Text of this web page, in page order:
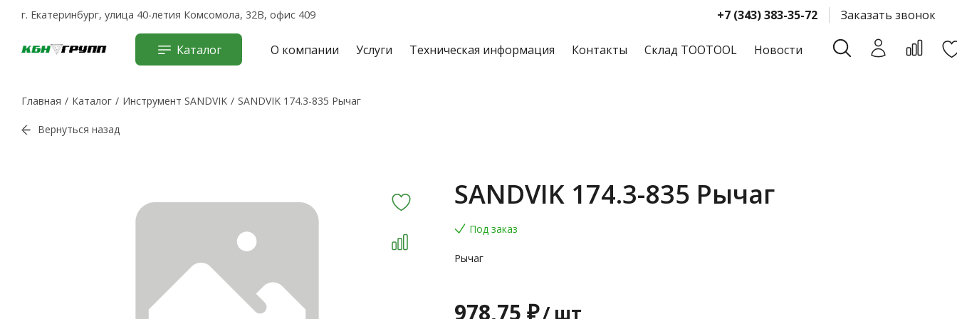
г. Екатеринбург, улица 40-летия Комсомола, 32В, офис 409 +7 (343) 383-35-72 Заказать звонок
Каталог О компании Услуги Техническая информация Контакты Склад TOOTOOL Новости
Главная Каталог Инструмент SANDVIK SANDVIK 174.3-835 Рычаг
Вернуться назад
SANDVIK 174.3-835 Рычаг
Под заказ
Рычаг
978,75 ₽/ шт